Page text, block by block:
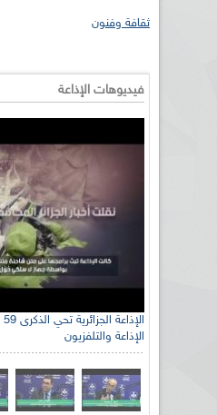
ثقافة وفنون
فيديوهات الإذاعة
الإذاعة والتلفزيون